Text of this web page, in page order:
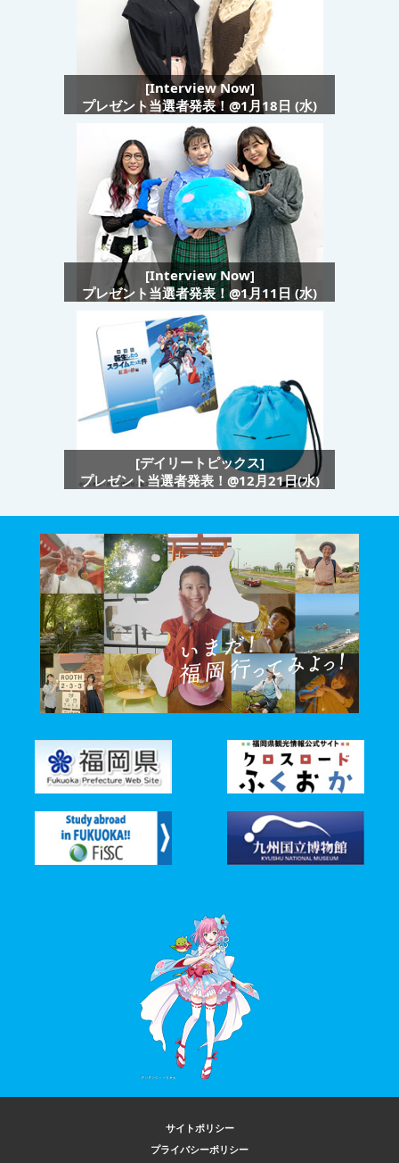
[Interview Now]
プレゼント当選者発表！@1月18日 (水)
[Interview Now]
プレゼント当選者発表！@1月11日 (水)
[デイリートピックス]
プレゼント当選者発表！@12月21日(水)
サイトポリシー
プライバシーポリシー